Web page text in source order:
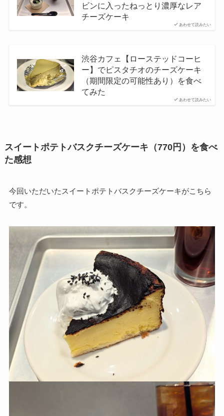
あわせて読みたい
ビンに入ったねっとり濃厚なレア
チーズケーキ
あわせて読みたい
渋谷カフェ【ローステッドコーヒ
ー】でピスタチオのチーズケーキ
（期間限定の可能性あり）を食べ
てみた
スイートポテトバスクチーズケーキ（770円）を食べ
た感想
今回いただいたスイートポテトバスクチーズケーキがこちら
です。